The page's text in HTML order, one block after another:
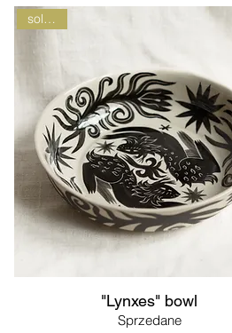
sold out
"Lynxes" bowl
Sprzedane